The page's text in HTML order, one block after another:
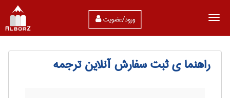
ورود/عضویت
راهنما ي ثبت سفارش آنلاین ترجمه